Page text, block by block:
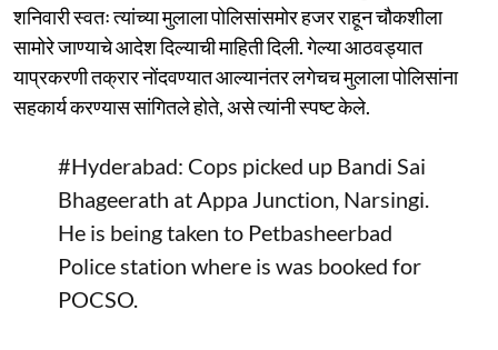
शनिवारी स्वतः त्यांच्या मुलाला पोलिसांसमोर हजर राहून चौकशीला
सामोरे जाण्याचे आदेश दिल्याची माहिती दिली. गेल्या आठवड्यात
याप्रकरणी तक्रार नोंदवण्यात आल्यानंतर लगेचच मुलाला पोलिसांना
सहकार्य करण्यास सांगितले होते, असे त्यांनी स्पष्ट केले.
#Hyderabad: Cops picked up Bandi Sai
Bhageerath at Appa Junction, Narsingi.
He is being taken to Petbasheerbad
Police station where is was booked for
POCSO.